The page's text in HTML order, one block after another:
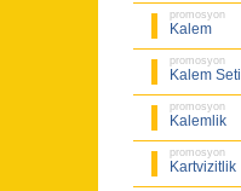
promosyon
Kalem
promosyon
Kalem Seti
promosyon
Kalemlik
promosyon
Kartvizitlik